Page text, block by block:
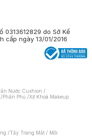
0313612829 do Sở Kế
cấp ngày 13/01/2016
Nước Cushion /
/Phấn Phủ /Xịt Khoá Makeup
/Tẩy Trang Mắt / Môi